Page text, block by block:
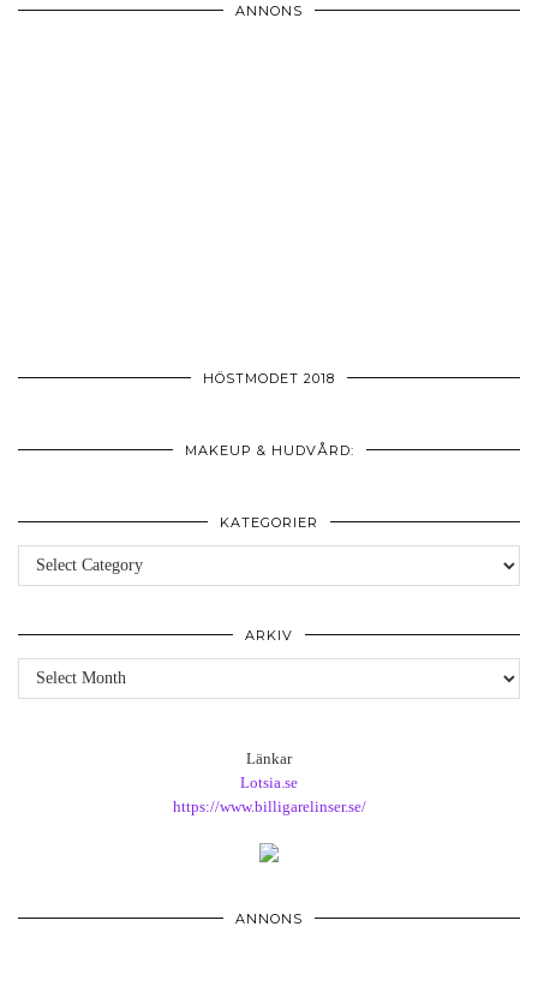
ANNONS
HÖSTMODET 2018
MAKEUP & HUDVÅRD:
KATEGORIER
Kategorier
ARKIV
Arkiv
Länkar
Lotsia.se
https://www.billigarelinser.se/
ANNONS